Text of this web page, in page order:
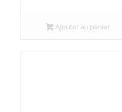
Ajouter au panier